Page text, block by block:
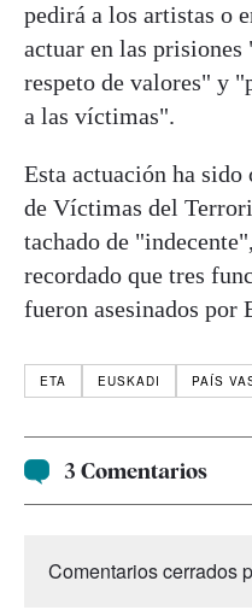
pedirá a los artistas o
actuar en las
respeto de valores" y
a las víctimas".
Esta actuación ha
de Víctimas del
tachado de
recordado que tres
fueron asesinados por
ETA EUSKADI PAÍS
3 Comentarios
Comentarios cerrados